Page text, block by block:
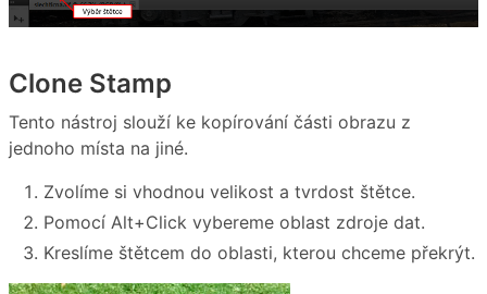
Clone Stamp
Tento nástroj slouží ke kopírování části obrazu z
jednoho místa na jiné.
Zvolíme si vhodnou velikost a tvrdost štětce.
Pomocí Alt+Click vybereme oblast zdroje dat.
Kreslíme štětcem do oblasti, kterou chceme překrýt.